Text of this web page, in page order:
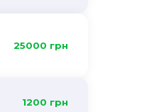
25000 грн
1200 грн